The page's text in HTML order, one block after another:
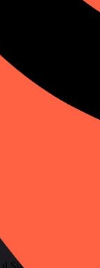
di utilizzo.
e
è destinato a
un
Sito e/o il